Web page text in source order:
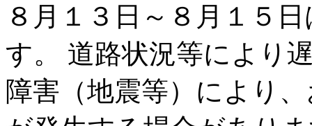
８月１３日～８月１５
す。 道路状況等により
障害（地震等）により